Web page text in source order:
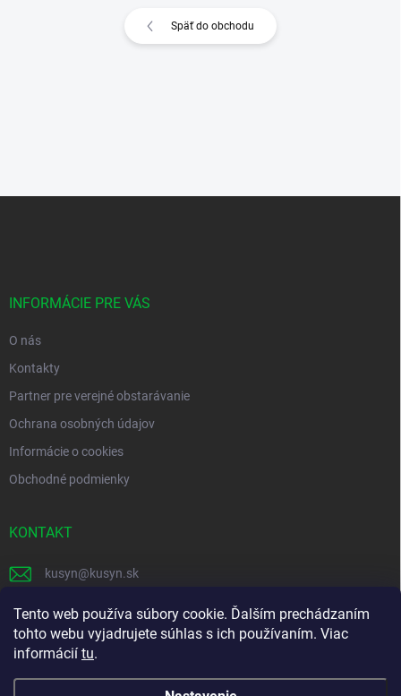
Tento web používa súbory cookie. Ďalším prechádzaním
tohto webu vyjadrujete súhlas s ich používaním. Viac
informácií tu.
Späť do obchodu
INFORMÁCIE PRE VÁS
O nás
Kontakty
Partner pre verejné obstarávanie
Ochrana osobných údajov
Informácie o cookies
Obchodné podmienky
KONTAKT
kusyn@kusyn.sk
+421 903 445 999
labtech_svk